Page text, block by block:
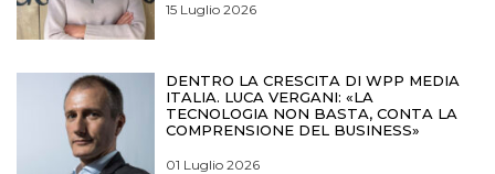
15 Luglio 2026
DENTRO LA CRESCITA DI WPP MEDIA
ITALIA. LUCA VERGANI: «LA
TECNOLOGIA NON BASTA, CONTA LA
COMPRENSIONE DEL BUSINESS»
01 Luglio 2026